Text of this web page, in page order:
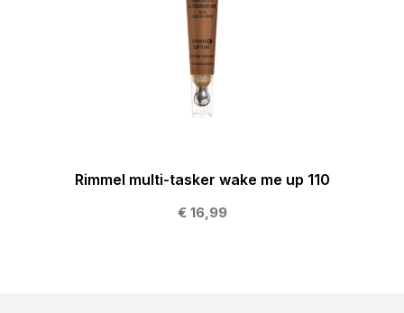
Rimmel multi-tasker wake me up 110
€ 16,99